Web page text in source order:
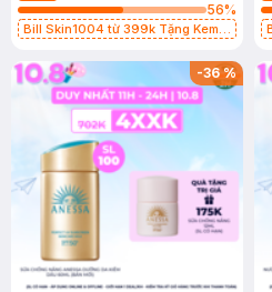
56%
Bill Skin1004 từ 399k Tặng Kem
SPF 50+ 20ml (SL Có Hạn)
-36%